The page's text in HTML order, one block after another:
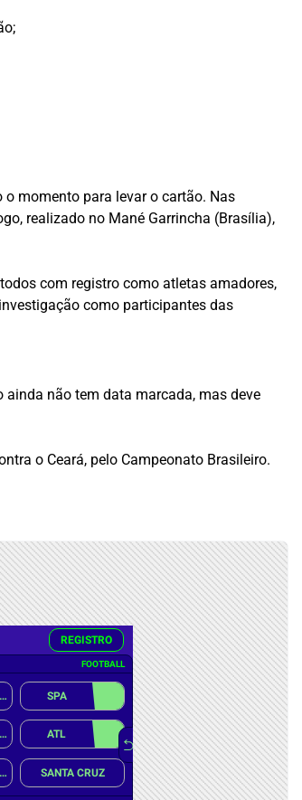
o momento para levar o cartão. Nas
realizado no Mané Garrincha (Brasília),
com registro como atletas amadores,
como participantes das
não tem data marcada, mas deve
o Ceará, pelo Campeonato Brasileiro.